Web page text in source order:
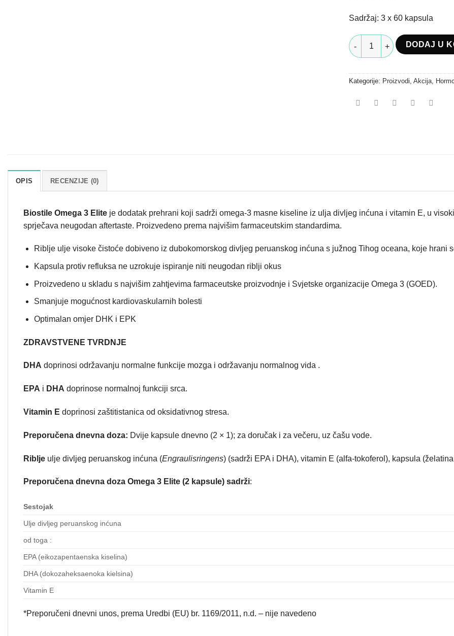
Sadržaj: 3 x 60 kapsula
Omega 3 Elite 2+1 količina
DODAJ U
Kategorije: Proizvodi Akcija
OPIS RECENZIJE (0)
Biostile Omega 3 Elite je dodatak prehrani koji sadrži omega-3 masne kiseline iz ulja divljeg inćuna i vitamin E, u
sprječava neugodan aftertaste. Proizvedeno prema najvišim farmaceutskim standardima.
Riblje ulje visoke čistoće dobiveno iz dubokomorskog divljeg peruanskog inćuna s južnog Tihog oceana, koje hrani
Kapsula protiv refluksa ne uzrokuje ispiranje niti neugodan riblji okus
Proizvedeno u skladu s najvišim zahtjevima farmaceutske proizvodnje i Svjetske organizacije Omega 3 (GOED).
Smanjuje mogućnost kardiovaskularnih bolesti
Optimalan omjer DHK i EPK
ZDRAVSTVENE TVRDNJE
DHA doprinosi održavanju normalne funkcije mozga i održavanju normalnog vida .
EPA i DHA doprinose normalnoj funkciji srca.
Vitamin E doprinosi zaštitistanica od oksidativnog stresa.
Preporučena dnevna doza: Dvije kapsule dnevno (2 × 1); za doručak i za večeru, uz čašu vode.
Riblje ulje divljeg peruanskog inćuna (Engraulisringens) (sadrži EPA i DHA), vitamin E (alfa-tokoferol), kapsula
Preporučena dnevna doza Omega 3 Elite (2 kapsule) sadrži:
Sestojak
Ulje divljeg peruanskog inćuna
od toga :
EPA (eikozapentaenska kiselina)
DHA (dokozaheksaenoka kielsina)
Vitamin E
*Preporučeni dnevni unos, prema Uredbi (EU) br. 1169/2011, n.d. – nije navedeno